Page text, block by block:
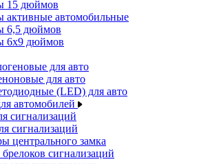
15 дюймов
активные автомобильные
6,5 дюймов
6x9 дюймов
для авто
для авто
(LED) для авто
автомобилей
сигнализаций
сигнализаций
центрального замка
сигнализаций